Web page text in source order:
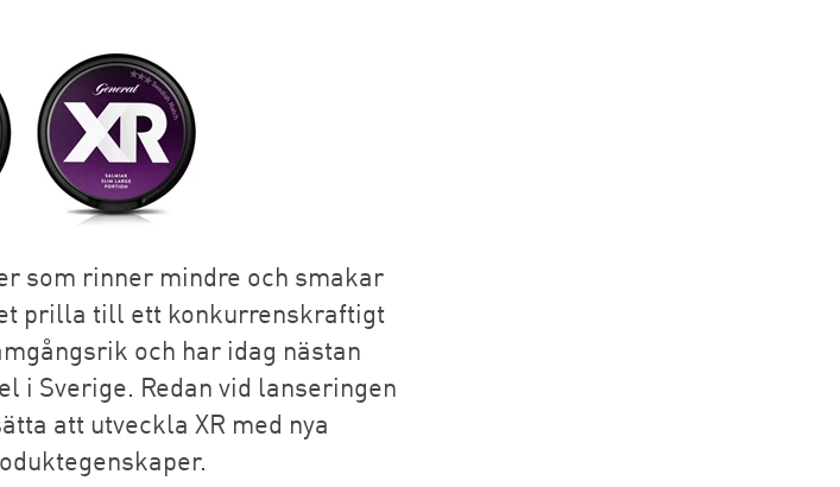
som rinner mindre och smakar
prilla till ett konkurrenskraftigt
och har idag nästan
i Sverige. Redan vid lanseringen
att utveckla XR med nya